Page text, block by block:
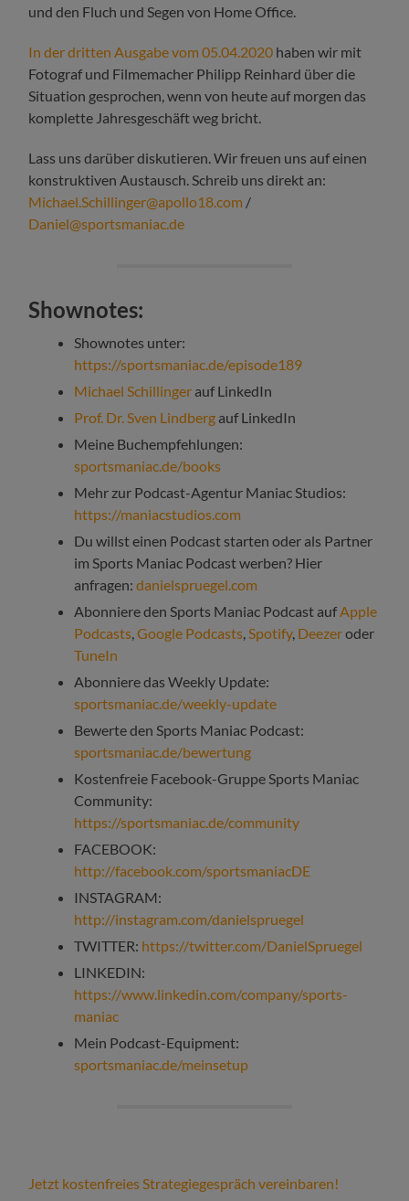
und den Fluch und Segen von Home Office.
In der dritten Ausgabe vom 05.04.2020 haben wir mit
Fotograf und Filmemacher Philipp Reinhard über die
Situation gesprochen, wenn von heute auf morgen das
komplette Jahresgeschäft weg bricht.
Lass uns darüber diskutieren. Wir freuen uns auf einen
konstruktiven Austausch. Schreib uns direkt an:
Michael.Schillinger@apollo18.com /
Daniel@sportsmaniac.de
Shownotes:
Shownotes unter:
https://sportsmaniac.de/episode189
Michael Schillinger auf LinkedIn
Prof. Dr. Sven Lindberg auf LinkedIn
Meine Buchempfehlungen:
sportsmaniac.de/books
Mehr zur Podcast-Agentur Maniac Studios:
https://maniacstudios.com
Du willst einen Podcast starten oder als Partner
im Sports Maniac Podcast werben? Hier
anfragen:danielspruegel.com
Abonniere den Sports Maniac Podcast aufApple
Podcasts,Google Podcasts,Spotify, Deezeroder
TuneIn
Abonniere das Weekly Update:
sportsmaniac.de/weekly-update
Bewerte den Sports Maniac Podcast:
sportsmaniac.de/bewertung
Kostenfreie Facebook-Gruppe Sports Maniac
Community:
https://sportsmaniac.de/community
FACEBOOK:
http://facebook.com/sportsmaniacDE
INSTAGRAM:
http://instagram.com/danielspruegel
TWITTER: https://twitter.com/DanielSpruegel
LINKEDIN:
https://www.linkedin.com/company/sports-
maniac
Mein Podcast-Equipment:
sportsmaniac.de/meinsetup
Jetzt kostenfreies Strategiegespräch vereinbaren!